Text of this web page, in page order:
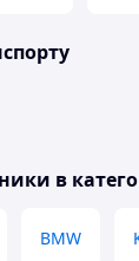
в
BMW